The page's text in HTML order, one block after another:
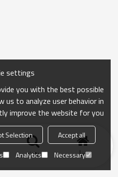
منزل بحث
settings
you with the best possible
us to analyze user behavior in
improve the website for you.
Accept all
Selection
Necessary
Analytics